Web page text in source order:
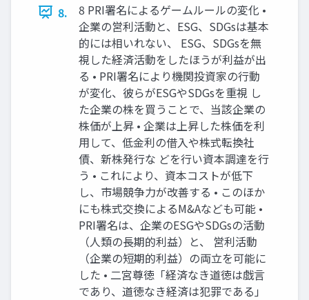
8.
8 PRI署名によるゲームルールの変化 •
企業の営利活動と、ESG、SDGsは基本
的には相いれない、 ESG、SDGsを無
視した経済活動をしたほうが利益が出
る • PRI署名により機関投資家の行動
が変化、彼らがESGやSDGsを重視 し
た企業の株を買うことで、当該企業の
株価が上昇 • 企業は上昇した株価を利
用して、低金利の借入や株式転換社
債、新株発行な どを行い資本調達を行
う • これにより、資本コストが低下
し、市場競争力が改善する • このほか
にも株式交換によるM&Aなども可能 •
PRI署名は、企業のESGやSDGsの活動
（人類の長期的利益）と、 営利活動
（企業の短期的利益）の両立を可能に
した • 二宮尊徳「経済なき道徳は戯言
であり、道徳なき経済は犯罪である」